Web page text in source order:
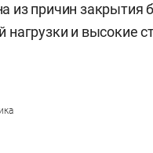
из причин закрытия
нагрузки и высокие